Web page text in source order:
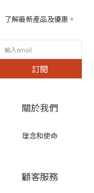
了解最新產品及優惠。
訂閱
關於我們
理念和使命
顧客服務